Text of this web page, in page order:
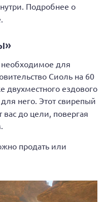
Подробнее о
для
Сиоль на 60
двухместного ездового
него. Этот свирепый
до цели, повергая
продать или